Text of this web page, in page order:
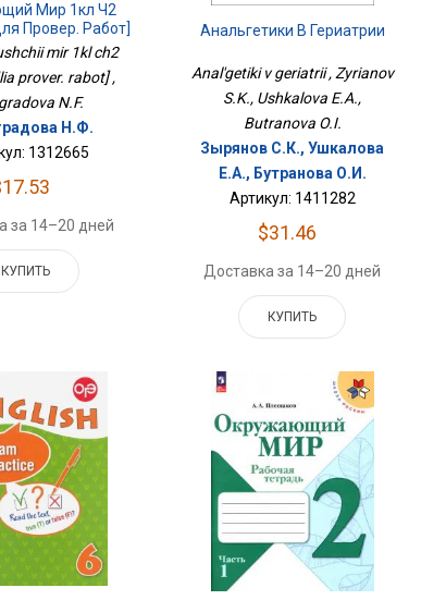
Мир 1кл Ч2
Провер. Работ]
mir 1kl ch2
prover. rabot] ,
N.F.
Н.Ф.
1312665
за 14–20 дней
КУПИТЬ
Анальгетики В Гериатрии
Anal'getiki v geriatrii , Zyrianov
S.K., Ushkalova E.A.,
Butranova O.I.
Зырянов С.К., Ушкалова
Е.А., Бутранова О.И.
Артикул: 1411282
$31.46
Доставка за 14–20 дней
КУПИТЬ